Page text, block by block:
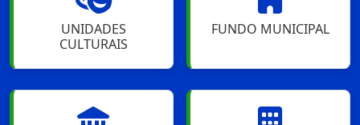
UNIDADES
CULTURAIS
FUNDO MUNICIPAL